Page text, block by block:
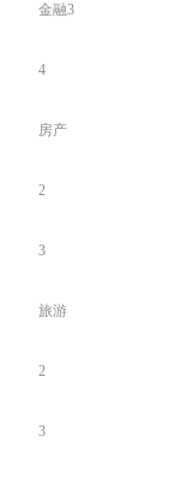
金融3
4
房产
2
3
旅游
2
3